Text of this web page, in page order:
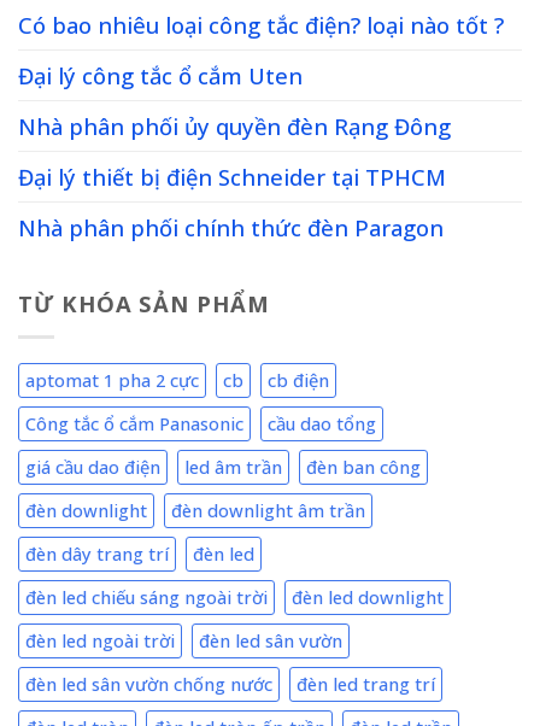
Có bao nhiêu loại công tắc điện? loại nào tốt ?
Đại lý công tắc ổ cắm Uten
Nhà phân phối ủy quyền đèn Rạng Đông
Đại lý thiết bị điện Schneider tại TPHCM
Nhà phân phối chính thức đèn Paragon
TỪ KHÓA SẢN PHẨM
aptomat 1 pha 2 cực cb
cb điện
Công tắc ổ cắm Panasonic
cầu dao tổng
giá cầu dao điện
led âm trần
đèn ban công
đèn downlight
đèn downlight âm trần
đèn dây trang trí
đèn led
đèn led chiếu sáng ngoài trời
đèn led downlight
đèn led ngoài trời
đèn led sân vườn
đèn led sân vườn chống nước
đèn led trang trí